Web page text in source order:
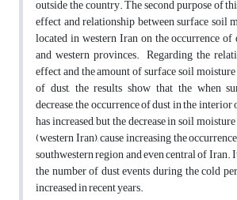
outside the country. The second purpose of
effect and relationship between surface soil
located in western Iran on the occurrence
and western provinces. Regarding the
effect and the amount of surface soil
of dust, the results show that the when
decrease, the occurrence of dust in the
has increased, but the decrease in soil
(western Iran), cause increasing the
southwestern region and even central of Iran.
the number of dust events during the cold
increased in recent years.